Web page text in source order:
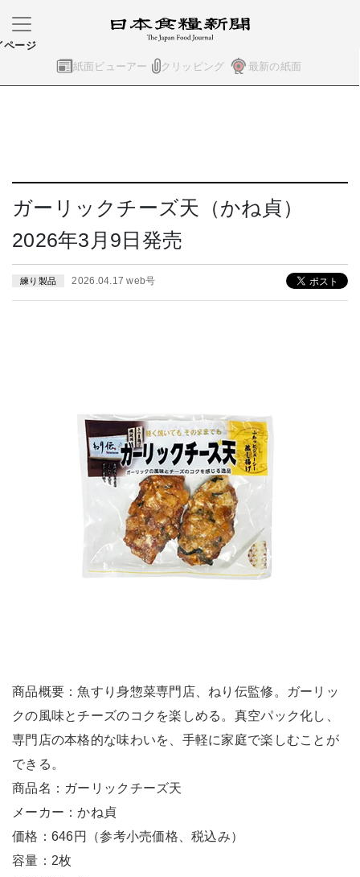
紙面ビューアー クリッピング 最新の紙面
ページ
ガーリックチーズ天（かね貞）
2026年3月9日発売
練り製品 2026.04.17 web号
商品概要：魚すり身惣菜専門店、ねり伝監修。ガーリッ
クの風味とチーズのコクを楽しめる。真空パック化し、
専門店の本格的な味わいを、手軽に家庭で楽しむことが
できる。
商品名：ガーリックチーズ天
メーカー：かね貞
価格：646円（参考小売価格、税込み）
容量：2枚